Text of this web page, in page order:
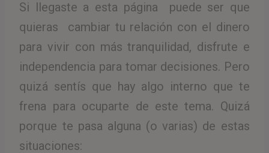
Si llegaste a esta página puede ser que
quieras cambiar tu relación con el dinero
para vivir con más tranquilidad, disfrute e
independencia para tomar decisiones. Pero
quizá sentís que hay algo interno que te
frena para ocuparte de este tema. Quizá
porque te pasa alguna (o varias) de estas
situaciones: